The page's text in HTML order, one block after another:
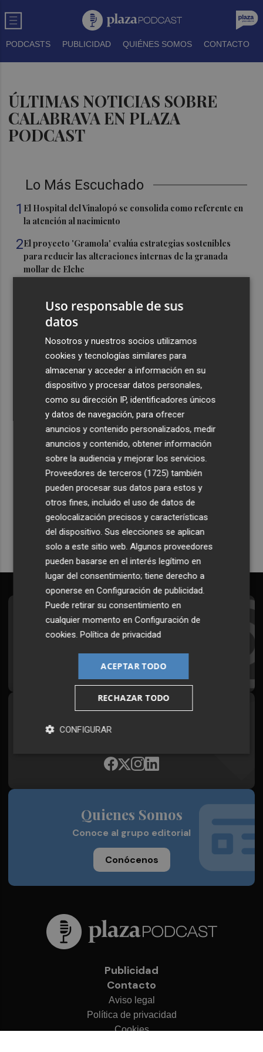
PODCASTS PUBLICIDAD QUIÉNES SOMOS CONTACTO
ÚLTIMAS NOTICIAS SOBRE
CALABRAVA EN PLAZA
PODCAST
Lo Más Escuchado
1 El Hospital del Vinalopó se consolida como referente en
la atención al nacimiento
2El proyecto 'Gramola' evalúa estrategias sostenibles
para reducir las alteraciones internas de la granada
mollar de Elche
festival Epicentro de Mula
UPCT Makers culmina con éxito un catamarán para
monitorizar el Mar Menor y ya prepara un dron
submarino autónomo
Una batea clochinera se hunde y otra sufre daños en un
incidente con un buque en el puerto de Valencia
Recibe toda la actualidad de
Plaza Podcast en tu correo
Quiero suscribirme
Suscríbete al Boletín
Todos los días a primera hora en tu email
¡Quiero suscribirme!
Síguenos en redes
Plaza Podcast, desde cualquier medio
Quienes Somos
Conoce al grupo editorial
Conócenos
Publicidad
Contacto
Aviso legal
Política de privacidad
Cookies
Uso responsable de sus
datos
Nosotros y nuestros socios utilizamos
cookies y tecnologías similares para
almacenar y acceder a información en su
dispositivo y procesar datos personales,
como su dirección IP, identificadores únicos
y datos de navegación, para ofrecer
anuncios y contenido personalizados, medir
anuncios y contenido, obtener información
sobre la audiencia y mejorar los servicios.
Proveedores de terceros (1725) también
pueden procesar sus datos para estos y
otros fines, incluido el uso de datos de
geolocalización precisos y características
del dispositivo. Sus elecciones se aplican
solo a este sitio web. Algunos proveedores
pueden basarse en el interés legítimo en
lugar del consentimiento; tiene derecho a
oponerse enConfiguración de publicidad.
Puede retirar su consentimiento en
cualquier momento enConfiguración de
cookies.Política de privacidad
ACEPTAR TODO
RECHAZAR TODO
CONFIGURAR